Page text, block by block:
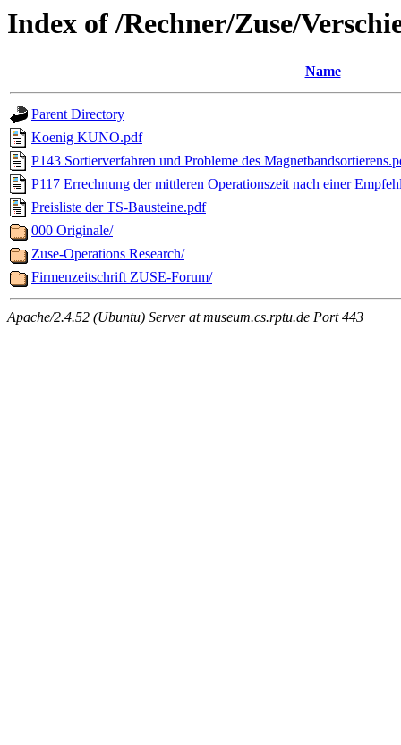
Index of /Rechner/Zuse/
Name
Parent Directory
Koenig KUNO.pdf
P143 Sortierverfahren und Probleme des
P117 Errechnung der mittleren Operationszeit nach einer
Preisliste der TS-Bausteine.pdf
000 Originale/
Zuse-Operations Research/
Firmenzeitschrift ZUSE-Forum/
Apache/2.4.52 (Ubuntu) Server at museum.cs.rptu.de Port 443